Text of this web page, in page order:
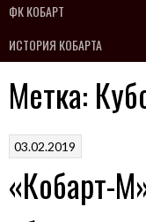
ФК КОБАРТ
ИСТОРИЯ КОБАРТА
Метка:
03.02.2019
«Кобарт-